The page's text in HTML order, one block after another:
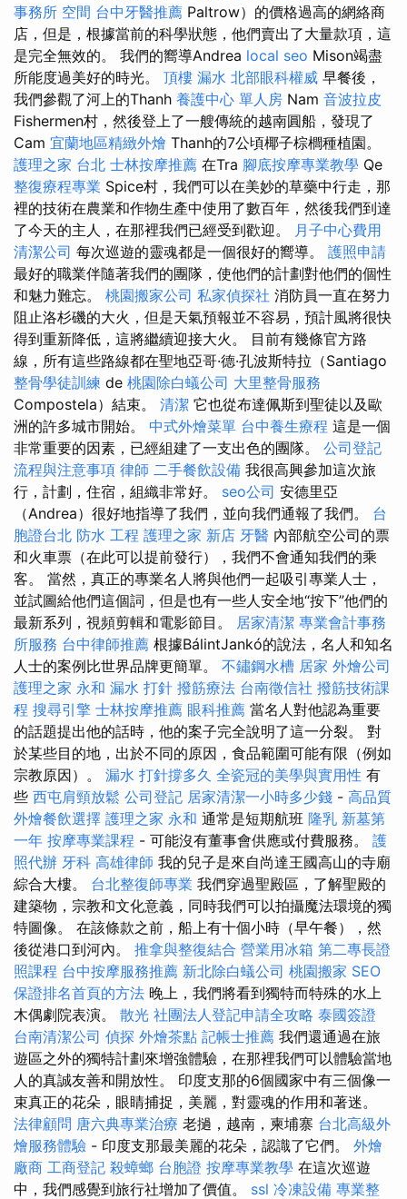
事務所 空間 台中牙醫推薦 Paltrow）的價格過高的網絡商
店，但是，根據當前的科學狀態，他們賣出了大量款項，這
是完全無效的。 我們的嚮導Andrea local seo Mison竭盡
所能度過美好的時光。 頂樓 漏水 北部眼科權威 早餐後，
我們參觀了河上的Thanh 養護中心 單人房 Nam 音波拉皮
Fishermen村，然後登上了一艘傳統的越南圓船，發現了
Cam 宜蘭地區精緻外燴 Thanh的7公頃椰子棕櫚種植園。
護理之家 台北 士林按摩推薦 在Tra 腳底按摩專業教學 Qe
整復療程專業 Spice村，我們可以在美妙的草藥中行走，那
裡的技術在農業和作物生產中使用了數百年，然後我們到達
了今天的主人，在那裡我們已經受到歡迎。 月子中心費用
清潔公司 每次巡遊的靈魂都是一個很好的嚮導。 護照申請
最好的職業伴隨著我們的團隊，使他們的計劃對他們的個性
和魅力難忘。 桃園搬家公司 私家偵探社 消防員一直在努力
阻止洛杉磯的大火，但是天氣預報並不容易，預計風將很快
得到重新降低，這將繼續迎接大火。 目前有幾條官方路
線，所有這些路線都在聖地亞哥·德·孔波斯特拉（Santiago
整骨學徒訓練 de 桃園除白蟻公司 大里整骨服務
Compostela）結束。 清潔 它也從布達佩斯到聖徒以及歐
洲的許多城市開始。 中式外燴菜單 台中養生療程 這是一個
非常重要的因素，已經組建了一支出色的團隊。 公司登記
流程與注意事項 律師 二手餐飲設備 我很高興參加這次旅
行，計劃，住宿，組織非常好。 seo公司 安德里亞
（Andrea）很好地指導了我們，並向我們通報了我們。 台
胞證台北 防水 工程 護理之家 新店 牙醫 內部航空公司的票
和火車票（在此可以提前發行），我們不會通知我們的乘
客。 當然，真正的專業名人將與他們一起吸引專業人士，
並試圖給他們這個詞，但是也有一些人安全地“按下”他們的
最新系列，視頻剪輯和電影節目。 居家清潔 專業會計事務
所服務 台中律師推薦 根據BálintJankó的說法，名人和知名
人士的案例比世界品牌更簡單。 不鏽鋼水槽 居家 外燴公司
護理之家 永和 漏水 打針 撥筋療法 台南徵信社 撥筋技術課
程 搜尋引擎 士林按摩推薦 眼科推薦 當名人對他認為重要
的話題提出他的話時，他的案子完全說明了這一分裂。 對
於某些目的地，出於不同的原因，食品範圍可能有限（例如
宗教原因）。 漏水 打針撐多久 全瓷冠的美學與實用性 有
些 西屯肩頸放鬆 公司登記 居家清潔一小時多少錢 - 高品質
外燴餐飲選擇 護理之家 永和 通常是短期航班 隆乳 新墓第
一年 按摩專業課程 - 可能沒有董事會供應或付費服務。 護
照代辦 牙科 高雄律師 我的兒子是來自尚達王國高山的寺廟
綜合大樓。 台北整復師專業 我們穿過聖殿區，了解聖殿的
建築物，宗教和文化意義，同時我們可以拍攝魔法環境的獨
特圖像。 在該條款之前，船上有十個小時（早午餐），然
後從港口到河內。 推拿與整復結合 營業用冰箱 第二專長證
照課程 台中按摩服務推薦 新北除白蟻公司 桃園搬家 SEO
保證排名首頁的方法 晚上，我們將看到獨特而特殊的水上
木偶劇院表演。 散光 社團法人登記申請全攻略 泰國簽證
台南清潔公司 偵探 外燴茶點 記帳士推薦 我們還通過在旅
遊區之外的獨特計劃來增強體驗，在那裡我們可以體驗當地
人的真誠友善和開放性。 印度支那的6個國家中有三個像一
束真正的花朵，眼睛捕捉，美麗，對靈魂的作用和著迷。
法律顧問 唐六典專業治療 老撾，越南，柬埔寨 台北高級外
燴服務體驗 - 印度支那最美麗的花朵，認識了它們。 外燴
廠商 工商登記 殺蟑螂 台胞證 按摩專業教學 在這次巡遊
中，我們感覺到旅行社增加了價值。 ssl 冷凍設備 專業整